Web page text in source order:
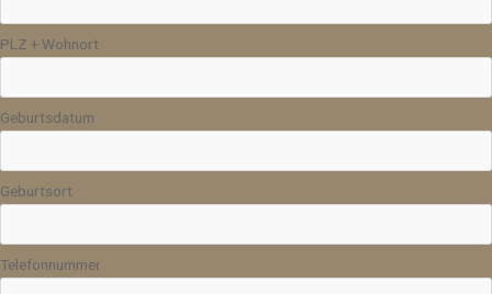
PLZ + Wohnort
Geburtsdatum
Geburtsort
Telefonnummer